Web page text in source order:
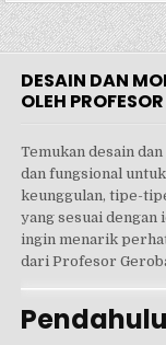
DESAIN DAN
OLEH
Temukan desain
dan fungsional
keunggulan, tipe-
yang sesuai dengan
ingin menarik
dari Profesor